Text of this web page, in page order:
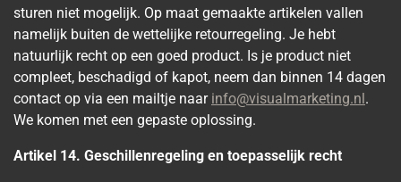
sturen niet mogelijk. Op maat gemaakte artikelen vallen
namelijk buiten de wettelijke retourregeling. Je hebt
natuurlijk recht op een goed product. Is je product niet
compleet, beschadigd of kapot, neem dan binnen 14 dagen
contact op via een mailtje naar info@visualmarketing.nl .
We komen met een gepaste oplossing.
Artikel 14. Geschillenregeling en toepasselijk recht